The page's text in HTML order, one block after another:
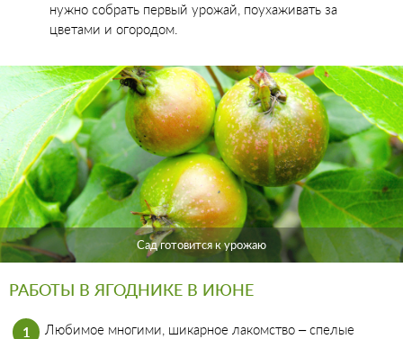
нужно собрать первый урожай, поухаживать за
цветами и огородом.
Сад готовится к урожаю
РАБОТЫ В ЯГОДНИКЕ В ИЮНЕ
Любимое многими, шикарное лакомство – спелые